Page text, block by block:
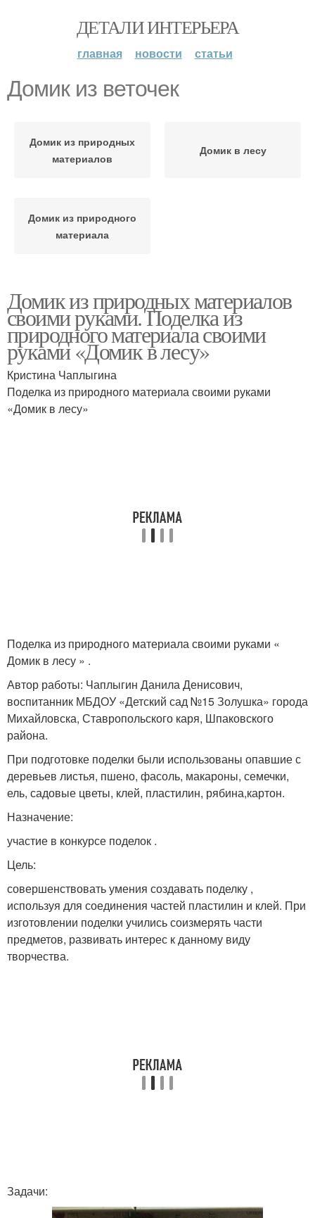
ДЕТАЛИ ИНТЕРЬЕРА
главная новости статьи
Домик из веточек
Домик из природных
материалов
Домик в лесу
Домик из природного
материала
Домик из природных материалов
своими руками. Поделка из
природного материала своими
руками «Домик в лесу»
Кристина Чаплыгина
Поделка из природного материала своими руками
«Домик в лесу»
Поделка из природного материала своими руками «
Домик в лесу » .
Автор работы: Чаплыгин Данила Денисович,
воспитанник МБДОУ «Детский сад №15 Золушка» города
Михайловска, Ставропольского каря, Шпаковского
района.
При подготовке поделки были использованы опавшие с
деревьев листья, пшено, фасоль, макароны, семечки,
ель, садовые цветы, клей, пластилин, рябина,картон.
Назначение:
участие в конкурсе поделок .
Цель:
совершенствовать умения создавать поделку ,
используя для соединения частей пластилин и клей. При
изготовлении поделки учились соизмерять части
предметов, развивать интерес к данному виду
творчества.
Задачи: